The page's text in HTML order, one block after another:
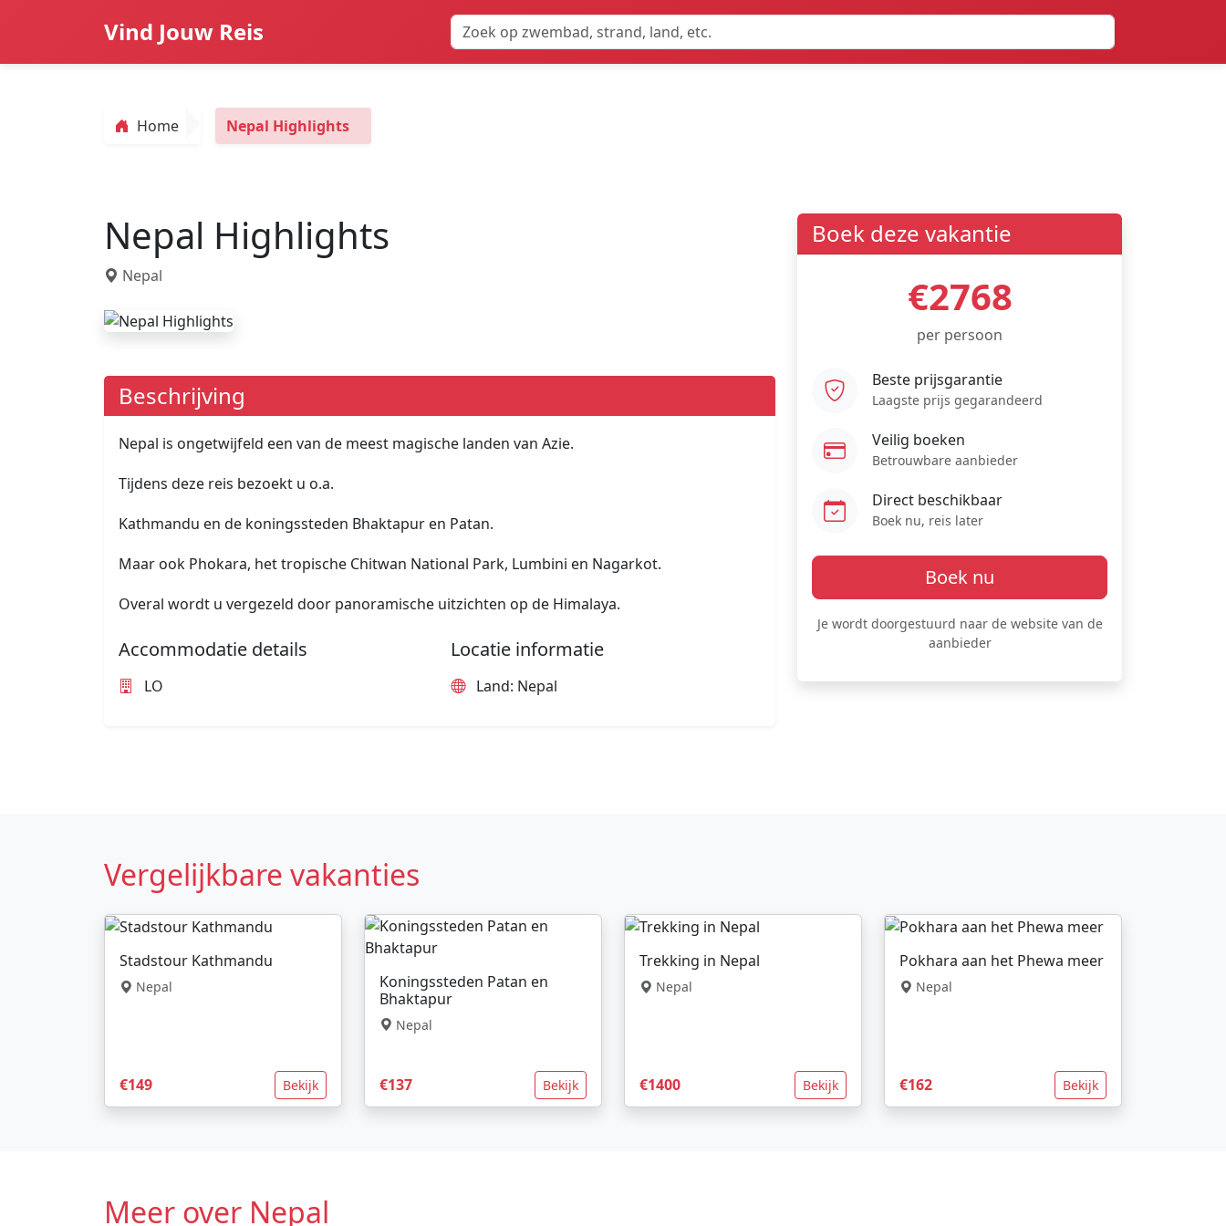
Vind Jouw Reis
Home Nepal Highlights
Nepal Highlights
Nepal
Beschrijving
Nepal is ongetwijfeld een van de meest magische landen van Azie.
Tijdens deze reis bezoekt u o.a.
Kathmandu en de koningssteden Bhaktapur en Patan.
Maar ook Phokara, het tropische Chitwan National Park, Lumbini en Nagarkot.
Overal wordt u vergezeld door panoramische uitzichten op de Himalaya.
Accommodatie details
LO
Locatie informatie
Land: Nepal
Boek deze vakantie
€2768
per persoon
Beste prijsgarantie
Laagste prijs gegarandeerd
Veilig boeken
Betrouwbare aanbieder
Direct beschikbaar
Boek nu, reis later
Boek nu
Je wordt doorgestuurd naar de website van de
aanbieder
Vergelijkbare vakanties
Stadstour Kathmandu
Nepal
€149 Bekijk
Koningssteden Patan en
Bhaktapur
Nepal
€137 Bekijk
Trekking in Nepal
Nepal
€1400 Bekijk
Pokhara aan het Phewa meer
Nepal
€162 Bekijk
Meer over Nepal